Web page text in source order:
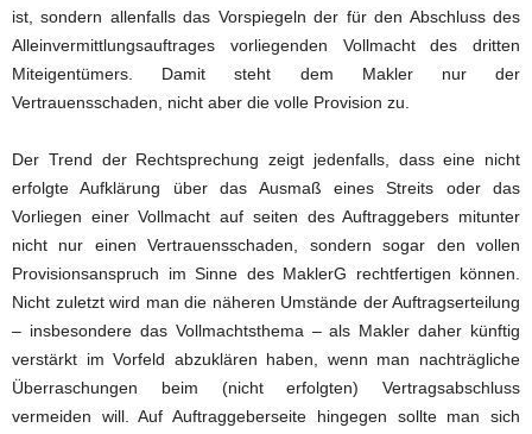
ist, sondern allenfalls das Vorspiegeln der für den Abschluss des
Alleinvermittlungsauftrages vorliegenden Vollmacht des dritten
Miteigentümers. Damit steht dem Makler nur der
Vertrauensschaden, nicht aber die volle Provision zu.
Der Trend der Rechtsprechung zeigt jedenfalls, dass eine nicht
erfolgte Aufklärung über das Ausmaß eines Streits oder das
Vorliegen einer Vollmacht auf seiten des Auftraggebers mitunter
nicht nur einen Vertrauensschaden, sondern sogar den vollen
Provisionsanspruch im Sinne des MaklerG rechtfertigen können.
Nicht zuletzt wird man die näheren Umstände der Auftragserteilung
– insbesondere das Vollmachtsthema – als Makler daher künftig
verstärkt im Vorfeld abzuklären haben, wenn man nachträgliche
Überraschungen beim (nicht erfolgten) Vertragsabschluss
vermeiden will. Auf Auftraggeberseite hingegen sollte man sich